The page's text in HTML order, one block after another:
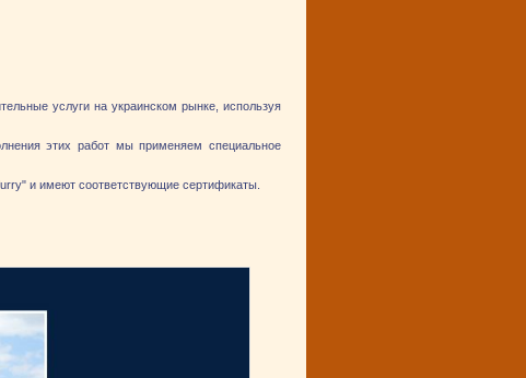
услуги на украинском рынке, используя
этих работ мы применяем специальное
и имеют соответствующие сертификаты.